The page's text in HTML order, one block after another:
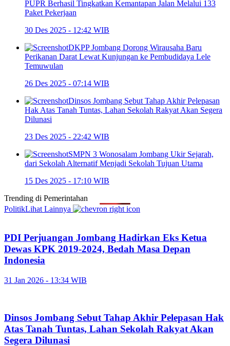
PUPR Berhasil Tingkatkan Kemantapan Jalan Melalui 133
Paket Pekerjaan
30 Des 2025 - 12:42 WIB
DKPP Jombang Dorong Wirausaha Baru
Perikanan Darat Lewat Kunjungan ke Pembudidaya Lele
Temuwulan
26 Des 2025 - 07:14 WIB
Dinsos Jombang Sebut Tahap Akhir Pelepasan
Hak Atas Tanah Tuntas, Lahan Sekolah Rakyat Akan Segera
Dilunasi
23 Des 2025 - 22:42 WIB
SMPN 3 Wonosalam Jombang Ukir Sejarah,
dari Sekolah Alternatif Menjadi Sekolah Tujuan Utama
15 Des 2025 - 17:10 WIB
Trending di Pemerintahan
PolitikLihat Lainnya
PDI Perjuangan Jombang Hadirkan Eks Ketua
Dewas KPK 2019-2024, Bedah Masa Depan
Indonesia
31 Jan 2026 - 13:34 WIB
Dinsos Jombang Sebut Tahap Akhir Pelepasan Hak
Atas Tanah Tuntas, Lahan Sekolah Rakyat Akan
Segera Dilunasi